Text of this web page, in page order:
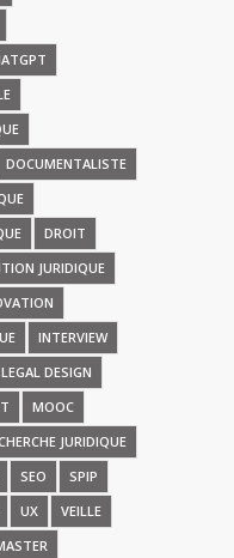
DOCUMENTALISTE
DROIT
JURIDIQUE
INTERVIEW
LEGAL DESIGN
MOOC
JURIDIQUE
SEO
SPIP
UX
VEILLE